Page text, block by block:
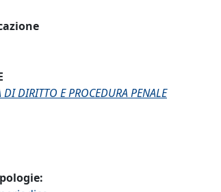
DIRITTO E PROCEDURA PENALE